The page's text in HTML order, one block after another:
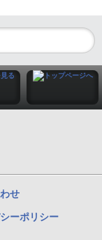
せ
ーポリシー